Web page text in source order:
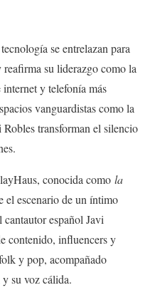
se entrelazan para
su liderazgo como la
internet y telefonía más
vanguardistas como la
transforman el silencio
conocida como la
el escenario de un íntimo
español Javi
contenido, influencers y
y pop, acompañado
su voz cálida.